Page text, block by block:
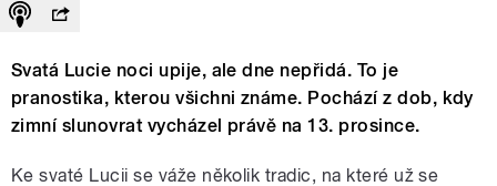
Svatá Lucie noci upije, ale dne nepřidá. To je
pranostika, kterou všichni známe. Pochází z dob, kdy
zimní slunovrat vycházel právě na 13. prosince.
Ke svaté Lucii se váže několik tradic, na které už se